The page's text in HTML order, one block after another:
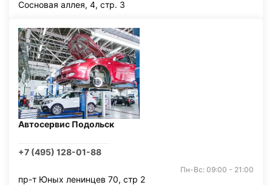
Сосновая аллея, 4, стр. 3
Автосервис Подольск
+7 (495) 128-01-88
Пн-Вс: 09:00 - 21:00
пр-т Юных ленинцев 70, стр 2